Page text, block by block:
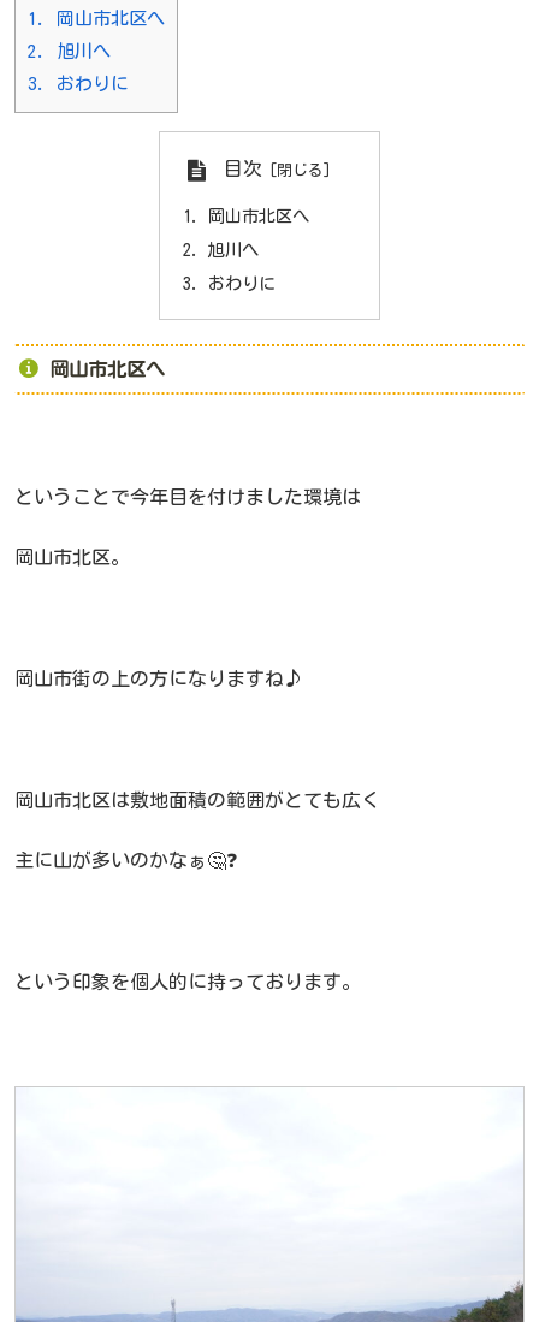
1.
岡山市北区へ
2.
旭川へ
3.
おわりに
目次
岡山市北区へ
旭川へ
おわりに
岡山市北区へ
ということで今年目を付けました環境は
岡山市北区。
岡山市街の上の方になりますね♪
岡山市北区は敷地面積の範囲がとても広く
主に山が多いのかなぁ🤔❓
という印象を個人的に持っております。